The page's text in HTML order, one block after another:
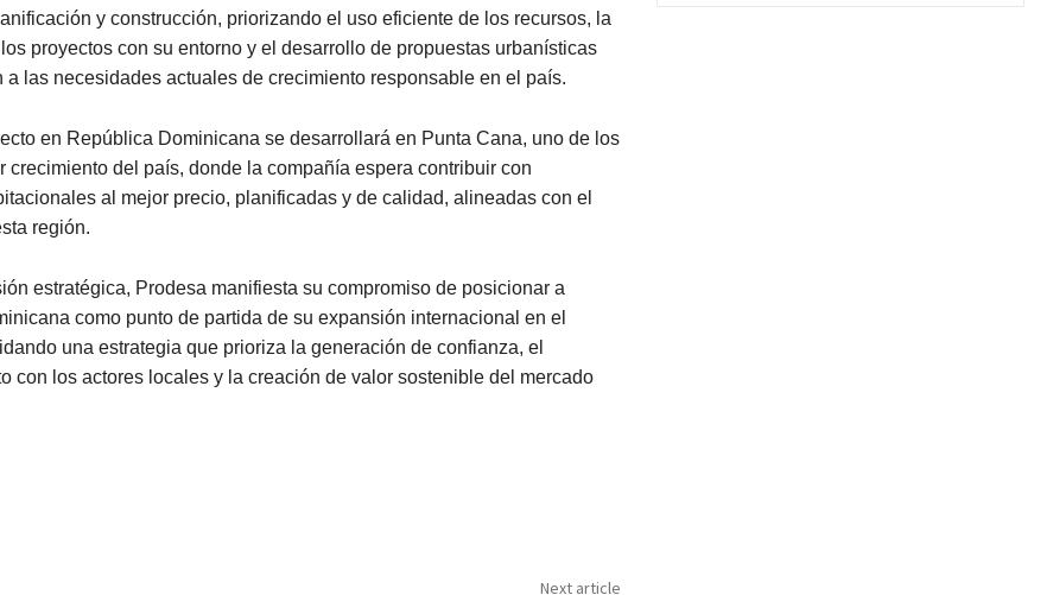
y construcción, priorizando el uso eficiente de los recursos, la
proyectos con su entorno y el desarrollo de propuestas urbanísticas
a las necesidades actuales de crecimiento responsable en el país.
en República Dominicana se desarrollará en Punta Cana, uno de los
crecimiento del país, donde la compañía espera contribuir con
al mejor precio, planificadas y de calidad, alineadas con el
región.
estratégica, Prodesa manifiesta su compromiso de posicionar a
como punto de partida de su expansión internacional en el
una estrategia que prioriza la generación de confianza, el
con los actores locales y la creación de valor sostenible del mercado
Next article